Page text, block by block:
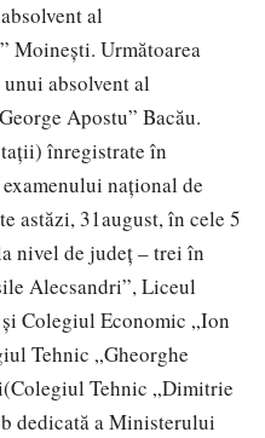
al
Moineşti. Următoarea
absolvent al
Apostu” Bacău.
înregistrate în
naţional de
astăzi, 31august, în cele 5
nivel de judeţ – trei în
Alecsandri”, Liceul
Colegiul Economic „Ion
Tehnic „Gheorghe
Tehnic „Dimitrie
dedicată a Ministerului